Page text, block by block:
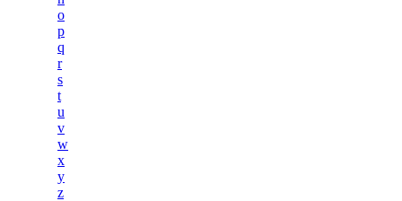
o
p
q
r
s
t
u
v
w
x
y
z